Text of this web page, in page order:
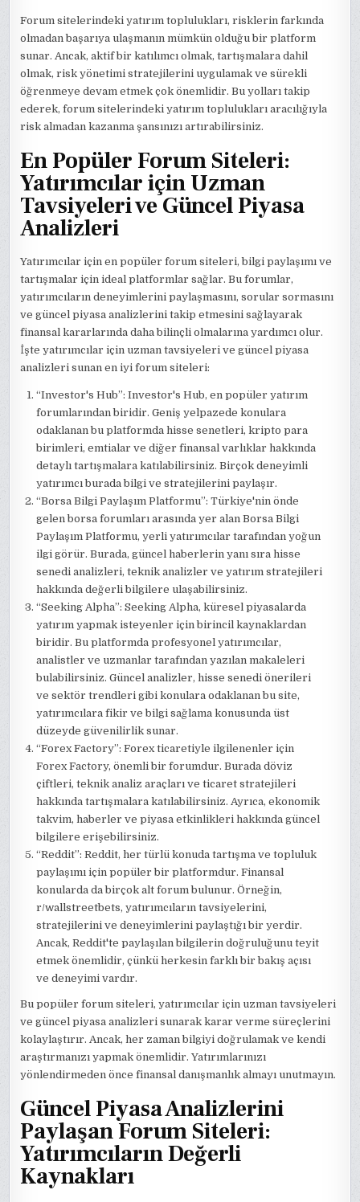
Forum sitelerindeki yatırım toplulukları, risklerin farkında
olmadan başarıya ulaşmanın mümkün olduğu bir platform
sunar. Ancak, aktif bir katılımcı olmak, tartışmalara dahil
olmak, risk yönetimi stratejilerini uygulamak ve sürekli
öğrenmeye devam etmek çok önemlidir. Bu yolları takip
ederek, forum sitelerindeki yatırım toplulukları aracılığıyla
risk almadan kazanma şansınızı artırabilirsiniz.
En Popüler Forum Siteleri:
Yatırımcılar için Uzman
Tavsiyeleri ve Güncel Piyasa
Analizleri
Yatırımcılar için en popüler forum siteleri, bilgi paylaşımı ve
tartışmalar için ideal platformlar sağlar. Bu forumlar,
yatırımcıların deneyimlerini paylaşmasını, sorular sormasını
ve güncel piyasa analizlerini takip etmesini sağlayarak
finansal kararlarında daha bilinçli olmalarına yardımcı olur.
İşte yatırımcılar için uzman tavsiyeleri ve güncel piyasa
analizleri sunan en iyi forum siteleri:
“Investor's Hub”: Investor's Hub, en popüler yatırım
forumlarından biridir. Geniş yelpazede konulara
odaklanan bu platformda hisse senetleri, kripto para
birimleri, emtialar ve diğer finansal varlıklar hakkında
detaylı tartışmalara katılabilirsiniz. Birçok deneyimli
yatırımcı burada bilgi ve stratejilerini paylaşır.
“Borsa Bilgi Paylaşım Platformu”: Türkiye'nin önde
gelen borsa forumları arasında yer alan Borsa Bilgi
Paylaşım Platformu, yerli yatırımcılar tarafından yoğun
ilgi görür. Burada, güncel haberlerin yanı sıra hisse
senedi analizleri, teknik analizler ve yatırım stratejileri
hakkında değerli bilgilere ulaşabilirsiniz.
“Seeking Alpha”: Seeking Alpha, küresel piyasalarda
yatırım yapmak isteyenler için birincil kaynaklardan
biridir. Bu platformda profesyonel yatırımcılar,
analistler ve uzmanlar tarafından yazılan makaleleri
bulabilirsiniz. Güncel analizler, hisse senedi önerileri
ve sektör trendleri gibi konulara odaklanan bu site,
yatırımcılara fikir ve bilgi sağlama konusunda üst
düzeyde güvenilirlik sunar.
“Forex Factory”: Forex ticaretiyle ilgilenenler için
Forex Factory, önemli bir forumdur. Burada döviz
çiftleri, teknik analiz araçları ve ticaret stratejileri
hakkında tartışmalara katılabilirsiniz. Ayrıca, ekonomik
takvim, haberler ve piyasa etkinlikleri hakkında güncel
bilgilere erişebilirsiniz.
“Reddit”: Reddit, her türlü konuda tartışma ve topluluk
paylaşımı için popüler bir platformdur. Finansal
konularda da birçok alt forum bulunur. Örneğin,
r/wallstreetbets, yatırımcıların tavsiyelerini,
stratejilerini ve deneyimlerini paylaştığı bir yerdir.
Ancak, Reddit'te paylaşılan bilgilerin doğruluğunu teyit
etmek önemlidir, çünkü herkesin farklı bir bakış açısı
ve deneyimi vardır.
Bu popüler forum siteleri, yatırımcılar için uzman tavsiyeleri
ve güncel piyasa analizleri sunarak karar verme süreçlerini
kolaylaştırır. Ancak, her zaman bilgiyi doğrulamak ve kendi
araştırmanızı yapmak önemlidir. Yatırımlarınızı
yönlendirmeden önce finansal danışmanlık almayı unutmayın.
Güncel Piyasa Analizlerini
Paylaşan Forum Siteleri:
Yatırımcıların Değerli
Kaynakları